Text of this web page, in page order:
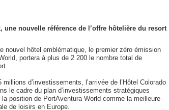
une nouvelle référence de l’offre hôtelière du resort
nouvel hôtel emblématique, le premier zéro émission
portera à plus de 2 200 le nombre total de
millions d’investissements, l’arrivée de l’Hôtel Colorado
le cadre du plan d’investissements stratégiques
position de PortAventura World comme la meilleure
de loisirs en Europe.